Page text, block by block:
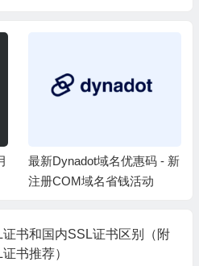
最新Dynadot域名优惠码 - 新
注册COM域名省钱活动
书和国内SSL证书区别（附
书推荐）